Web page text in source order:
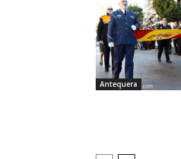
Antequera